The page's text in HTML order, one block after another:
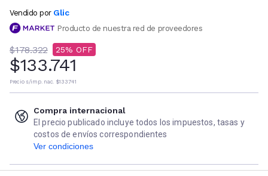
Vendido por Glic
Producto de nuestra red de proveedores
$178.322 25
$133.741
Precio s/imp. nac. $133.741
Compra internacional
El precio publicado incluye todos los impuestos, tasas y
costos de envíos correspondientes
Ver condiciones